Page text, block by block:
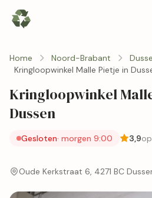
Home Noord-Brabant
Kringloopwinkel Malle Pietje in
Kringloopwinkel
Dussen
Gesloten· morgen 9:00 3,9
Oude Kerkstraat 6, 4271 BC